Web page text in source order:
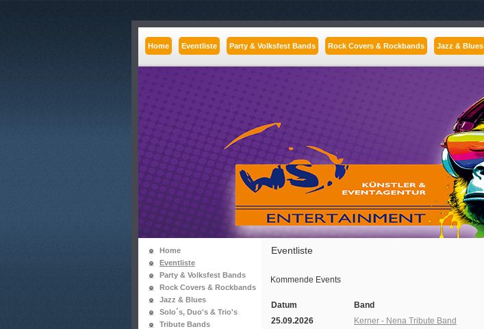
Home Eventliste Party & Volksfest Bands Rock Covers & Rockbands Jazz & Blues
Home
Eventliste
Party & Volksfest Bands
Rock Covers & Rockbands
Jazz & Blues
Solo´s, Duo's & Trio's
Tribute Bands
Eventliste
Kommende Events
Datum
Band
25.09.2026
Kerner - Nena Tribute Band